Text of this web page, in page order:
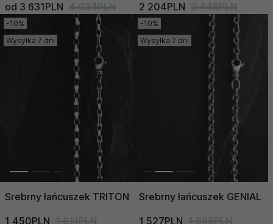
od 3 631PLN 4 034PLN
2 204PLN 2 448PLN
-10%
Wysyłka 7 dni
Srebrny łańcuszek TRITON
1 450PLN 1 611PLN
-10%
Wysyłka 7 dni
Srebrny łańcuszek GENIAL
1 527PLN 1 696PLN